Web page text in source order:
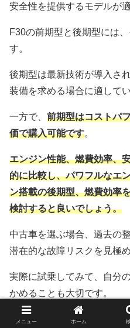
安全性を提供するモデルが
F30の前期型と後期型には
す。
後期型は最新技術が導入さ
装備を求める場合に適してい
一方で、 前期型はコストパ
価で購入可能です。
エンジン性能、燃費効率、
的に比較し、パワフルなエ
ン搭載の後期型、燃費効率
検討すると良いでしょう。
中古車を選ぶ場合、過去の
潜在的な故障リスクを見極
実際に試乗してみて、自分
かめることも大切です。
信頼できる販売店を選び、
メニュー ホーム